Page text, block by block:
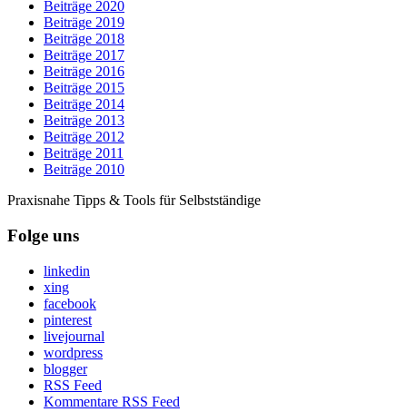
Beiträge 2020
Beiträge 2019
Beiträge 2018
Beiträge 2017
Beiträge 2016
Beiträge 2015
Beiträge 2014
Beiträge 2013
Beiträge 2012
Beiträge 2011
Beiträge 2010
Praxisnahe Tipps & Tools für Selbstständige
Folge uns
linkedin
xing
facebook
pinterest
livejournal
wordpress
blogger
RSS Feed
Kommentare RSS Feed